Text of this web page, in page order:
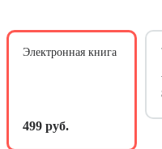
Электронная книга
499 руб.